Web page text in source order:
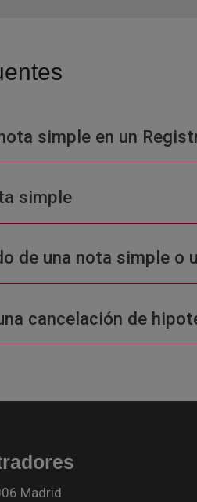
simple en un
simple
de una nota simple o
cancelación de
Madrid